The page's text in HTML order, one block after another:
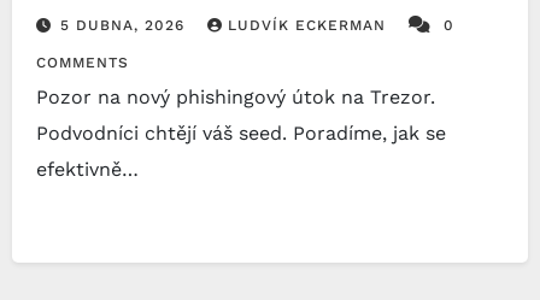
5 DUBNA, 2026 LUDVÍK ECKERMAN 0
COMMENTS
Pozor na nový phishingový útok na Trezor.
Podvodníci chtějí váš seed. Poradíme, jak se
efektivně…